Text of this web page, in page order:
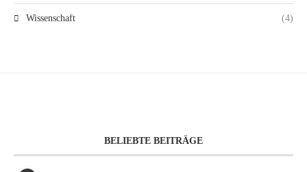
Wissenschaft (4)
BELIEBTE BEITRÄGE